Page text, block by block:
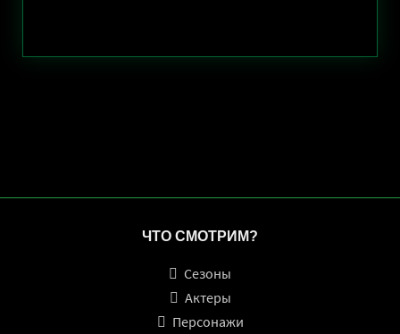
ЧТО СМОТРИМ?
Сезоны
Актеры
Персонажи